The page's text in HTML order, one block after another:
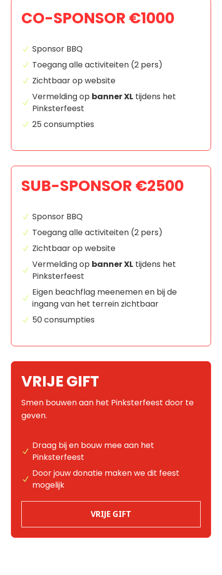
CO-SPONSOR €1000
Sponsor BBQ
Toegang alle activiteiten (2 pers)
Zichtbaar op website
Vermelding op banner XL tijdens het
Pinksterfeest
25 consumpties
SUB-SPONSOR €2500
Sponsor BBQ
Toegang alle activiteiten (2 pers)
Zichtbaar op website
Vermelding op banner XL tijdens het
Pinksterfeest
Eigen beachflag meenemen en bij de
ingang van het terrein zichtbaar
50 consumpties
VRIJE GIFT
Smen bouwen aan het Pinksterfeest door te
geven.
Draag bij en bouw mee aan het
Pinksterfeest
Door jouw donatie maken we dit feest
mogelijk
VRIJE GIFT